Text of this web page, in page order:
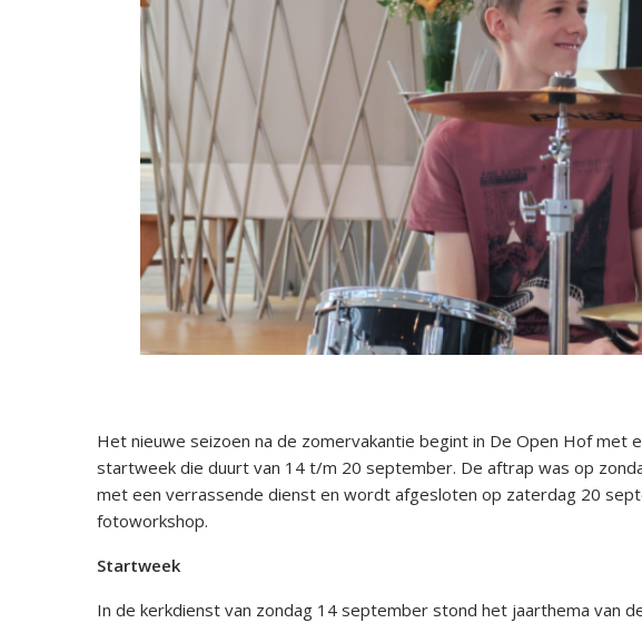
Het nieuwe seizoen na de zomervakantie begint in De Open Hof met
startweek die duurt van 14 t/m 20 september. De aftrap was op
met een verrassende dienst en wordt afgesloten op zaterdag 20
fotoworkshop.
Startweek
In de kerkdienst van zondag 14 september stond het jaarthema van